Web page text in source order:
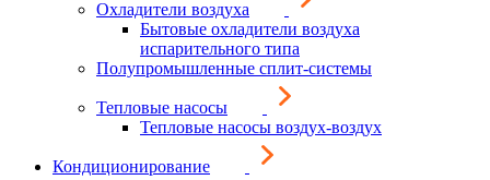
Охладители воздуха
Бытовые охладители воздуха
испарительного типа
Полупромышленные сплит-системы
Тепловые насосы
Тепловые насосы воздух-воздух
Кондиционирование